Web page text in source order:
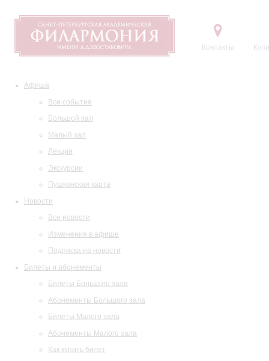
Контакты
Афиша
Все события
Большой зал
Малый зал
Лекции
Экскурсии
Пушкинская карта
Новости
Все новости
Изменения в афише
Подписка на новости
Билеты и абонементы
Билеты Большого зала
Абонементы Большого зала
Билеты Малого зала
Абонементы Малого зала
Как купить билет